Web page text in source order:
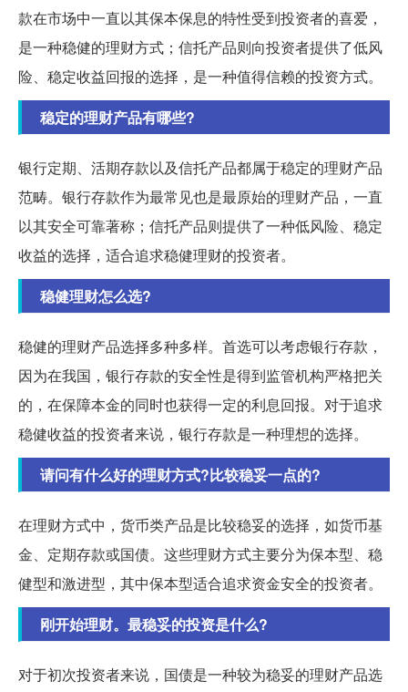
款在市场中一直以其保本保息的特性受到投资者的喜爱，
是一种稳健的理财方式；信托产品则向投资者提供了低风
险、稳定收益回报的选择，是一种值得信赖的投资方式。
稳定的理财产品有哪些?
银行定期、活期存款以及信托产品都属于稳定的理财产品
范畴。银行存款作为最常见也是最原始的理财产品，一直
以其安全可靠著称；信托产品则提供了一种低风险、稳定
收益的选择，适合追求稳健理财的投资者。
稳健理财怎么选?
稳健的理财产品选择多种多样。首选可以考虑银行存款，
因为在我国，银行存款的安全性是得到监管机构严格把关
的，在保障本金的同时也获得一定的利息回报。对于追求
稳健收益的投资者来说，银行存款是一种理想的选择。
请问有什么好的理财方式?比较稳妥一点的?
在理财方式中，货币类产品是比较稳妥的选择，如货币基
金、定期存款或国债。这些理财方式主要分为保本型、稳
健型和激进型，其中保本型适合追求资金安全的投资者。
刚开始理财。最稳妥的投资是什么?
对于初次投资者来说，国债是一种较为稳妥的理财产品选